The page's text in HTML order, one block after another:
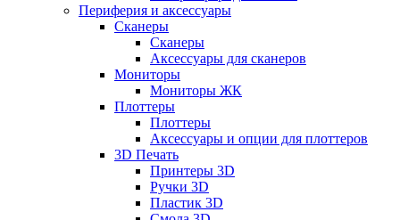
Периферия и аксессуары
Сканеры
Сканеры
Аксессуары для сканеров
Мониторы
Мониторы ЖК
Плоттеры
Плоттеры
Аксессуары и опции для плоттеров
3D Печать
Принтеры 3D
Ручки 3D
Пластик 3D